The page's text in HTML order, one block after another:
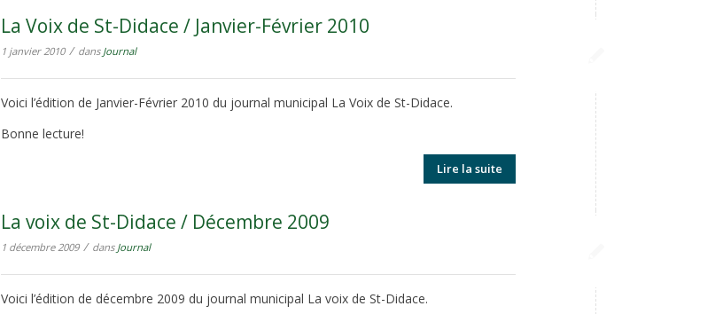
La Voix de St-Didace / Janvier-Février 2010
1 janvier 2010 / dans Journal
Voici l’édition de Janvier-Février 2010 du journal municipal La Voix de St-Didace.
Bonne lecture!
Lire la suite
La voix de St-Didace / Décembre 2009
1 décembre 2009 / dans Journal
Voici l’édition de décembre 2009 du journal municipal La voix de St-Didace.